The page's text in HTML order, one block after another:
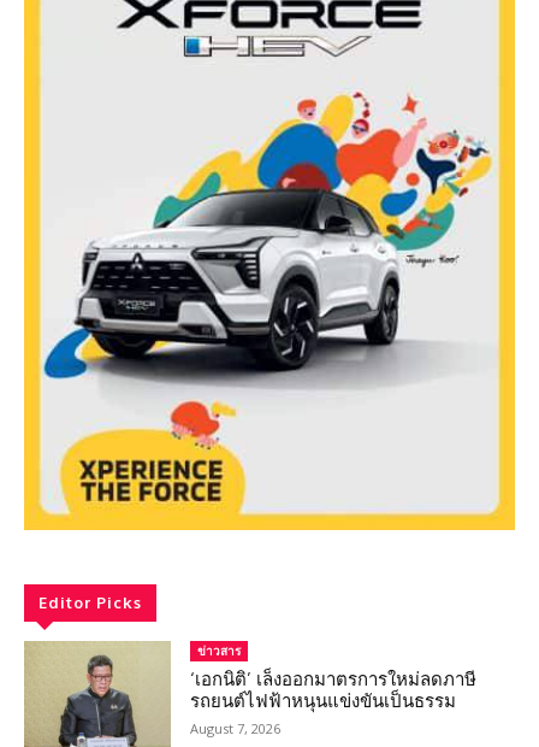
Editor Picks
ข่าวสาร
‘เอกนิติ’ เล็งออกมาตรการใหม่ลดภาษี
รถยนต์ไฟฟ้าหนุนแข่งขันเป็นธรรม
August 7, 2026